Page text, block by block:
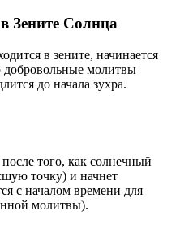
Зените Солнца
в зените, начинается
добровольные молитвы
до начала зухра.
того, как солнечный
точку) и начнет
с началом времени для
молитвы).